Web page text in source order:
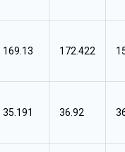
169.13 172.422
35.191 36.92